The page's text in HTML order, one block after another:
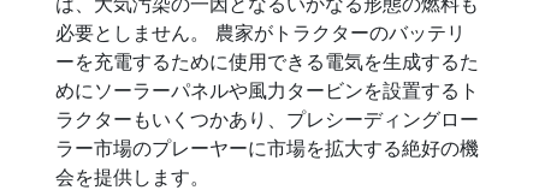
必要としません。 農家がトラクターのバッテリ
ーを充電するために使用できる電気を生成するた
めにソーラーパネルや風力タービンを設置するト
ラクターもいくつかあり、プレシーディングロー
ラー市場のプレーヤーに市場を拡大する絶好の機
会を提供します。